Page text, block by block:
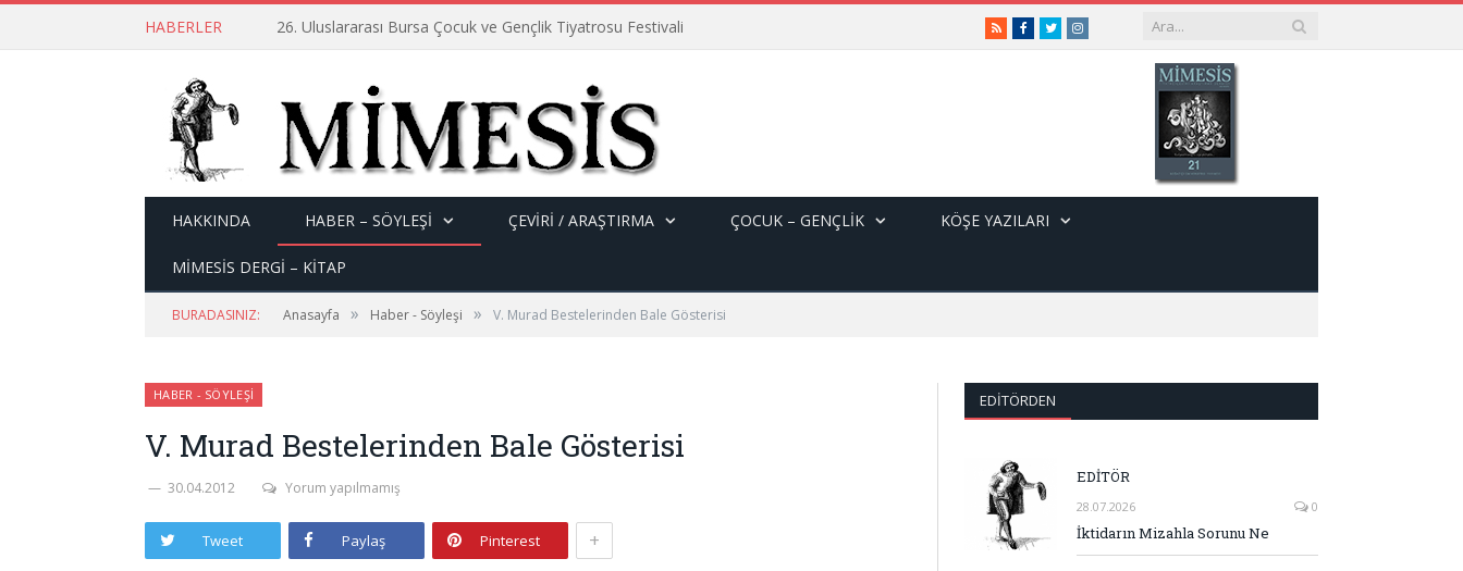
HABERLER 26. Uluslararası Bursa Çocuk ve Gençlik Tiyatrosu Festivali RSSFacebook
TwitterInstagram
HAKKINDA HABER – SÖYLEŞI ÇEVİRİ / ARAŞTIRMA ÇOCUK – GENÇLIK KÖŞE YAZILARI
MİMESİS DERGİ – KİTAP
BURADASINIZ: Anasayfa » Haber - Söyleşi » V. Murad Bestelerinden Bale Gösterisi
HABER - SÖYLEŞI
V. Murad Bestelerinden Bale Gösterisi
30.04.2012 Yorum yapılmamış
Tweet Paylaş Pinterest +
EDITÖRDEN
EDİTÖR
28.07.2026 0
İktidarın Mizahla Sorunu Ne